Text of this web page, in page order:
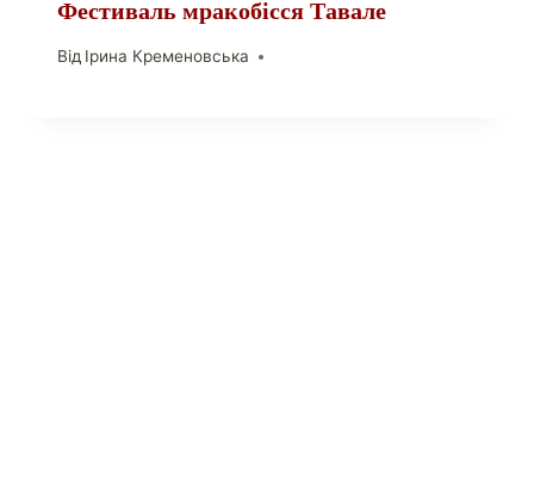
Фестиваль мракобісся Тавале
Від Ірина Кременовська